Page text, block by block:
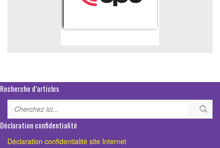
Recherche d’articles
Déclaration confidentialité
Déclaration confidentialité site Internet